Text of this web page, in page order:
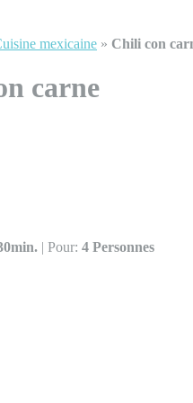
mexicaine » Chili con
carne
| Pour: 4 Personnes